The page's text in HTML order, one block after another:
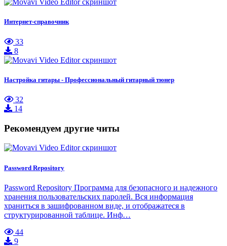
Интернет-справочник
33
8
Настройка гитары - Профессиональный гитарный тюнер
32
14
Рекомендуем другие читы
Password Repository
Password Repository Программа для безопасного и надежного
хранения пользовательских паролей. Вся информация
храниться в зашифрованном виде, и отображатеся в
структурированной таблице. Инф…
44
9